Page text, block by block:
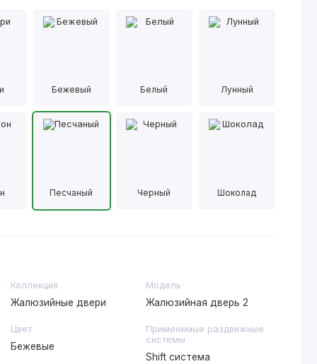
Бежевый Белый Лунный
Песчаный Черный Шоколад
Коллекция
Жалюзийные двери
Модель
Жалюзийная дверь 2
Цвет
Бежевые
Применимые раздвижные
системы
Shift система